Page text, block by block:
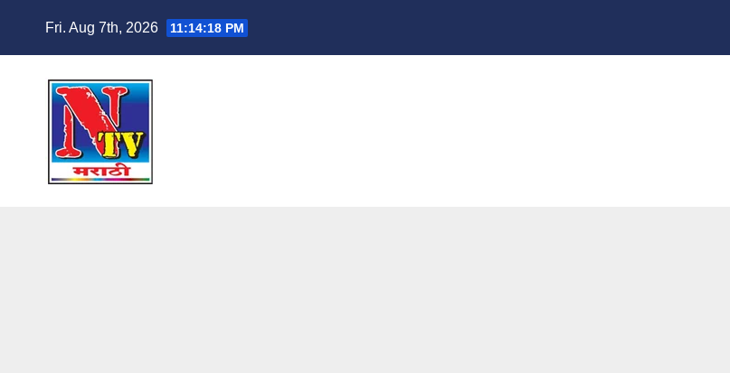
Fri. Aug 7th, 2026 11:14:19 PM